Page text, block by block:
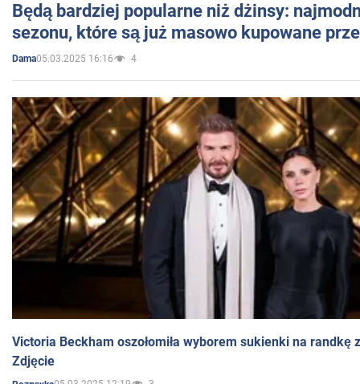
Będą bardziej popularne niż dżinsy:
sezonu, które są już masowo kupowane
Dama05.03.2025 16:16 4
Victoria Beckham oszołomiła wyborem sukienki na randkę
Zdjęcie